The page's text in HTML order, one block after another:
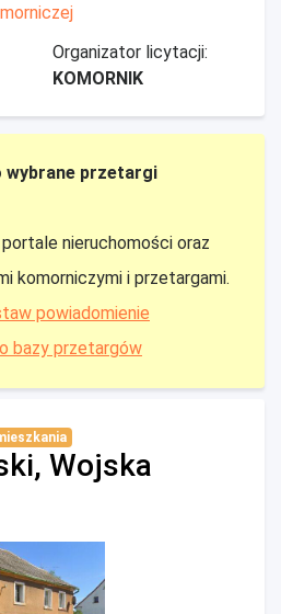
Organizator licytacji:
KOMORNIK
wybrane przetargi
nieruchomości oraz
komorniczymi i przetargami.
powiadomienie
bazy przetargów
Wojska